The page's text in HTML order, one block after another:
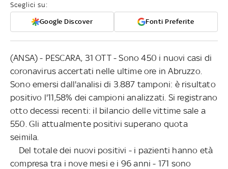
Sceglici su:
Google Discover Fonti Preferite
(ANSA) - PESCARA, 31 OTT - Sono 450 i nuovi casi di
coronavirus accertati nelle ultime ore in Abruzzo.
Sono emersi dall'analisi di 3.887 tamponi: è risultato
positivo l'11,58% dei campioni analizzati. Si registrano
otto decessi recenti: il bilancio delle vittime sale a
550. Gli attualmente positivi superano quota
seimila.
Del totale dei nuovi positivi - i pazienti hanno età
compresa tra i nove mesi e i 96 anni - 171 sono